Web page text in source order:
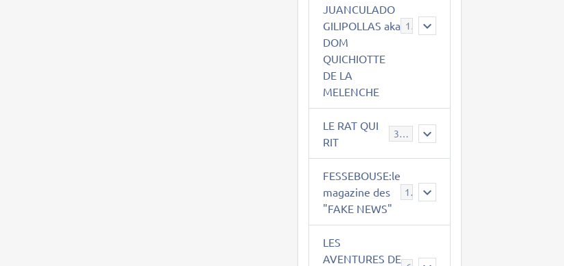
JUANCULADO
GILIPOLLAS aka
DOM
QUICHIOTTE
DE LA
MELENCHE
119
LE RAT QUI
RIT
395
FESSEBOUSE:le
magazine des
"FAKE NEWS"
19
LES
AVENTURES DE